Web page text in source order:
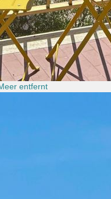
entfernt